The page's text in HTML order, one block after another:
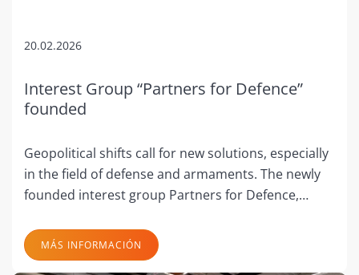
20.02.2026
Interest Group “Partners for Defence”
founded
Geopolitical shifts call for new solutions, especially
in the field of defense and armaments. The newly
founded interest group Partners for Defence,…
MÁS INFORMACIÓN